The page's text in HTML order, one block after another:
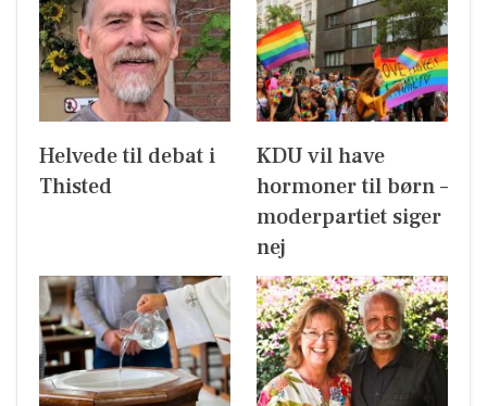
Helvede til debat i
Thisted
KDU vil have
hormoner til børn –
moderpartiet siger
nej